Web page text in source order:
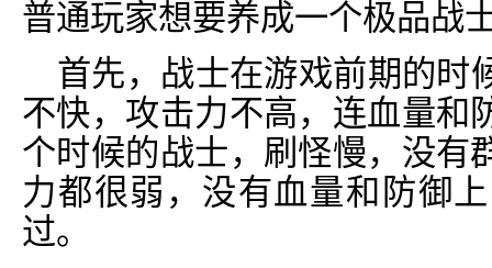
普通玩家想要养成一个极品战
首先，战士在游戏前期的时
不快，攻击力不高，连血量和
个时候的战士，刷怪慢，没有
力都很弱，没有血量和防御
过。